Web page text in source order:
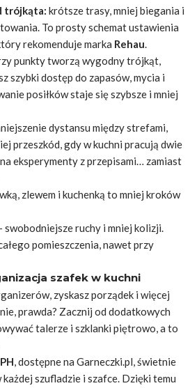
trójkąta: krótsze trasy, mniej biegania i
To prosty schemat ustawienia
rekomenduje marka Rehau.
punkty tworzą wygodny trójkąt,
szybki dostęp do zapasów, mycia i
posiłków staje się szybsze i mniej
dystansu między strefami,
przeszkód, gdy w kuchni pracują dwie
eksperymenty z przepisami… zamiast
zlewem i kuchenką to mniej kroków
swobodniejsze ruchy i mniej kolizji.
pomieszczenia, nawet przy
szafek w kuchni
zyskasz porządek i więcej
prawda? Zacznij od dodatkowych
talerze i szklanki piętrowo, a to
, dostępne na Garneczki.pl, świetnie
szufladzie i szafce. Dzięki temu